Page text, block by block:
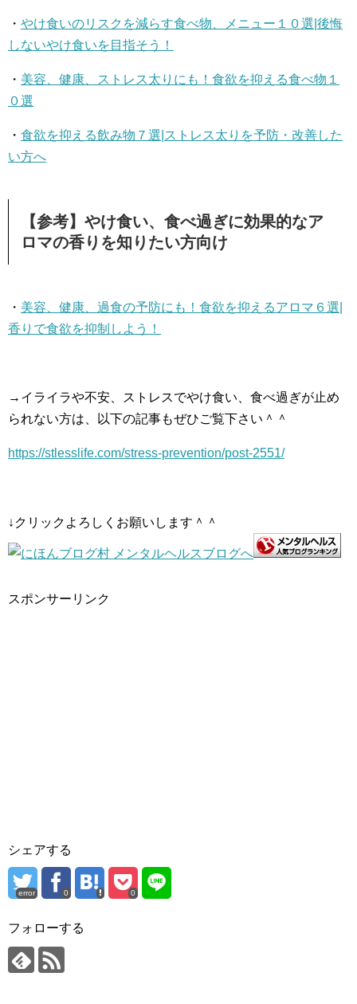
・ やけ食いのリスクを減らす食べ物、メニュー１０選|後悔
しないやけ食いを目指そう！
・ 美容、健康、ストレス太りにも！食欲を抑える食べ物１
０選
・ 食欲を抑える飲み物７選|ストレス太りを予防・改善した
い方へ
【参考】やけ食い、食べ過ぎに効果的なア
ロマの香りを知りたい方向け
・ 美容、健康、過食の予防にも！食欲を抑えるアロマ６選|
香りで食欲を抑制しよう！
→イライラや不安、ストレスでやけ食い、食べ過ぎが止め
られない方は、以下の記事もぜひご覧下さい＾＾
https://stlesslife.com/stress-prevention/post-2551/
↓クリックよろしくお願いします＾＾
スポンサーリンク
シェアする
error 0 0
フォローする